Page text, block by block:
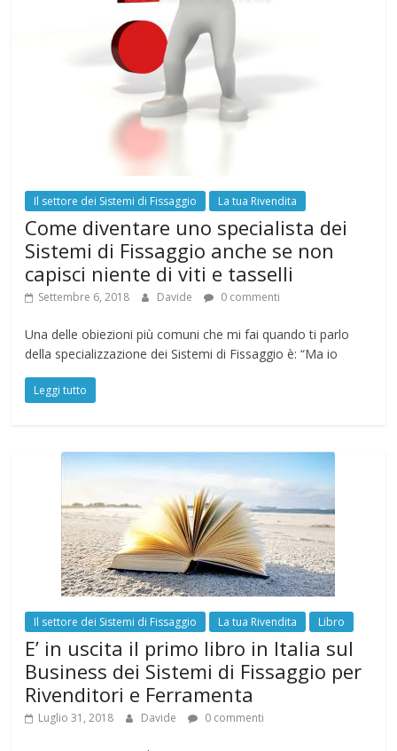
Il settore dei Sistemi di Fissaggio La tua Rivendita
Come diventare uno specialista dei
Sistemi di Fissaggio anche se non
capisci niente di viti e tasselli
Settembre 6, 2018 Davide 0 commenti
Una delle obiezioni più comuni che mi fai quando ti parlo
della specializzazione dei Sistemi di Fissaggio è: “Ma io
Leggi tutto
Il settore dei Sistemi di Fissaggio La tua Rivendita Libro
E’ in uscita il primo libro in Italia sul
Business dei Sistemi di Fissaggio per
Rivenditori e Ferramenta
Luglio 31, 2018 Davide 0 commenti